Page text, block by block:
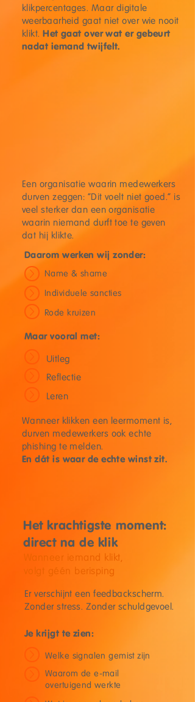
klikpercentages. Maar digitale
weerbaarheid gaat niet over wie nooit
klikt.Het gaat over wat er gebeurt
nadat iemand twijfelt.
Een organisatie waarin medewerkers
durven zeggen: “Dit voelt niet goed.” is
veel sterker dan een organisatie
waarin niemand durft toe te geven
dat hij klikte.
Daarom werken wij zonder:
Name & shame
Individuele sancties
Rode kruizen
Maar vooral met:
Uitleg
Reflectie
Leren
Wanneer klikken een leermoment is,
durven medewerkers ook echte
phishing te melden.
En dát is waar de echte winst zit.
Het krachtigste moment:
direct na de klik
Wanneer iemand klikt,
volgt géén berisping
Er verschijnt een feedbackscherm.
Zonder stress. Zonder schuldgevoel.
Je krijgt te zien:
Welke signalen gemist zijn
Waarom de e-mail
overtuigend werkte